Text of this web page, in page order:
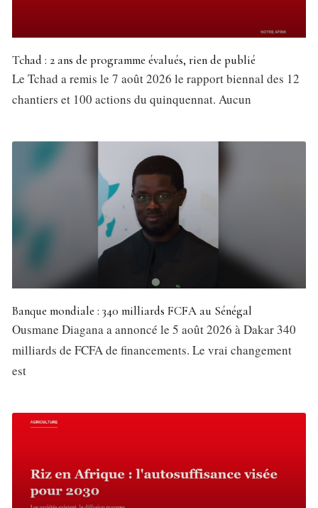
Tchad : 2 ans de programme évalués, rien de publié
Le Tchad a remis le 7 août 2026 le rapport biennal des 12
chantiers et 100 actions du quinquennat. Aucun
Banque mondiale : 340 milliards FCFA au Sénégal
Ousmane Diagana a annoncé le 5 août 2026 à Dakar 340
milliards de FCFA de financements. Le vrai changement
est